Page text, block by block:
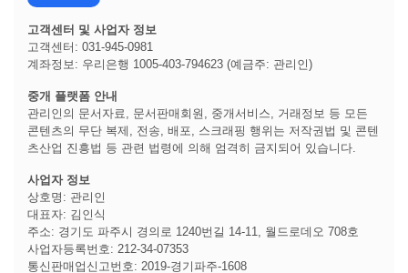
고객센터 및 사업자 정보
고객센터: 031-945-0981
계좌정보: 우리은행 1005-403-794623 (예금주: 관리인)
중개 플랫폼 안내
관리인의 문서자료, 문서판매회원, 중개서비스, 거래정보 등 모든
콘텐츠의 무단 복제, 전송, 배포, 스크래핑 행위는 저작권법 및 콘텐
츠산업 진흥법 등 관련 법령에 의해 엄격히 금지되어 있습니다.
사업자 정보
상호명: 관리인
대표자: 김인식
주소: 경기도 파주시 경의로 1240번길 14-11, 월드로데오 708호
사업자등록번호: 212-34-07353
통신판매업신고번호: 2019-경기파주-1608